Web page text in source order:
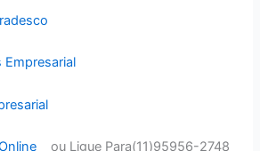
ou Ligue Para(11)95956-2748